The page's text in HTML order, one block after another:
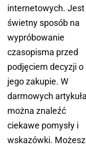
internetowych.
świetny sposób na
wypróbowanie
czasopisma przed
podjęciem decyzji o
jego zakupie. W
darmowych
można znaleźć
ciekawe pomysły i
wskazówki. Możesz